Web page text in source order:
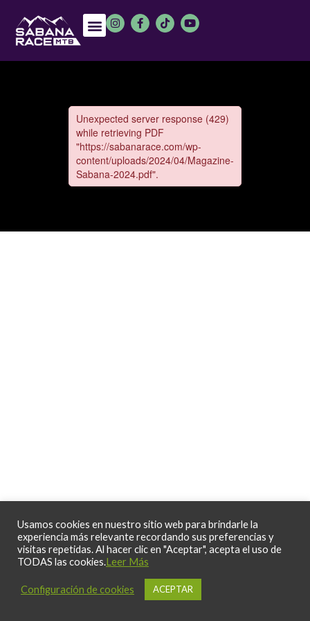
Usamos cookies en nuestro sitio web para brindarle la
experiencia más relevante recordando sus preferencias y
visitas repetidas. Al hacer clic en "Aceptar", acepta el uso de
TODAS las cookies.Leer Más
Configuración de cookies ACEPTAR